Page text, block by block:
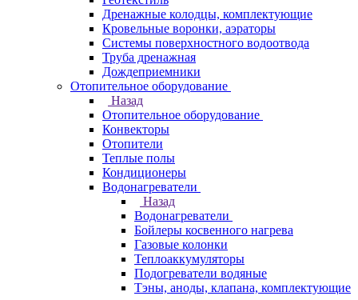
Дренажные колодцы, комплектующие
Кровельные воронки, аэраторы
Системы поверхностного водоотвода
Труба дренажная
Дождеприемники
Отопительное оборудование
Назад
Отопительное оборудование
Конвекторы
Отопители
Теплые полы
Кондиционеры
Водонагреватели
Назад
Водонагреватели
Бойлеры косвенного нагрева
Газовые колонки
Теплоаккумуляторы
Подогреватели водяные
Тэны, аноды, клапана, комплектующие